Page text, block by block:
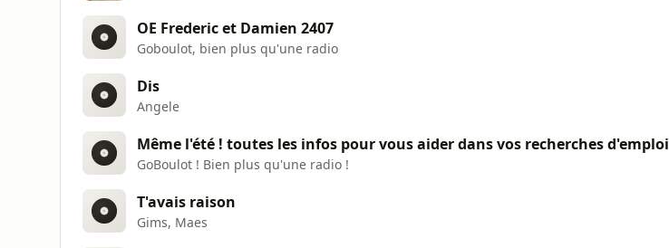
OE Frederic et Damien 2407
Goboulot, bien plus qu'une radio
Dis
Angele
Même l'été ! toutes les infos pour vous aider dans vos recherches d'emploi
GoBoulot ! Bien plus qu'une radio !
T'avais raison
Gims, Maes